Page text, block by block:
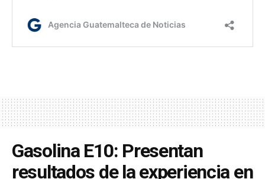
Gasolina E10: Presentan
resultados de la experiencia en